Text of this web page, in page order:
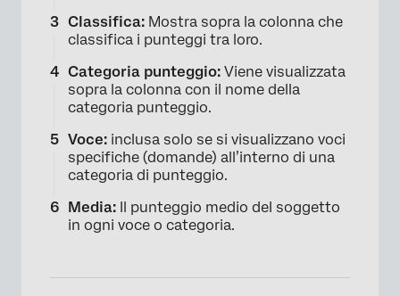
Classifica: Mostra sopra la colonna che
classifica i punteggi tra loro.
Categoria punteggio: Viene visualizzata
sopra la colonna con il nome della
categoria punteggio.
Voce: inclusa solo se si visualizzano voci
specifiche (domande) all’interno di una
categoria di punteggio.
Media: Il punteggio medio del soggetto
in ogni voce o categoria.